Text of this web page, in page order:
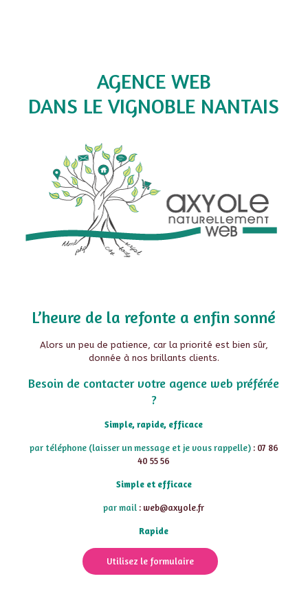
AGENCE WEB
DANS LE VIGNOBLE NANTAIS
L’heure de la refonte a enfin sonné
Alors un peu de patience, car la priorité est bien sûr,
donnée à nos brillants clients.
Besoin de contacter votre agence web préférée
?
Simple, rapide, efficace
par téléphone (laisser un message et je vous rappelle): 07 86
40 55 56
Simple et efficace
par mail : web@axyole.fr
Rapide
Utilisez le formulaire